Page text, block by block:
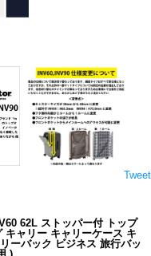
Tweet
62L ストッパー付 トップ
ャリー キャリーケース キ
ーバック ビジネス 旅行バッ